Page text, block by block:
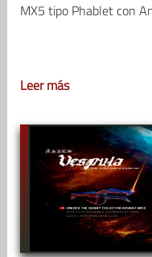
MX5 tipo Phablet con
Leer más